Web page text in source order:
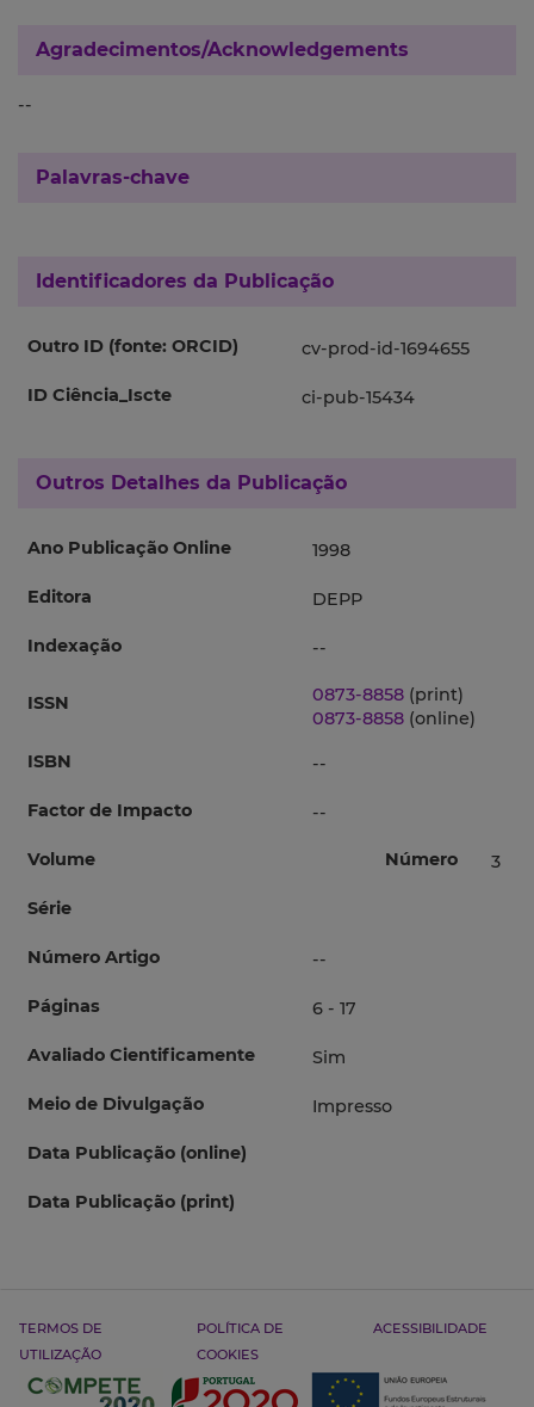
Agradecimentos/Acknowledgements
--
Palavras-chave
Identificadores da Publicação
Outro ID (fonte: ORCID) cv-prod-id-1694655
ID Ciência_Iscte ci-pub-15434
Outros Detalhes da Publicação
Ano Publicação Online 1998
Editora DEPP
Indexação --
ISSN 0873-8858 (print)
0873-8858 (online)
ISBN
--
Factor de Impacto --
Volume Número 3
Série
Número Artigo --
Páginas 6 - 17
Avaliado Cientificamente Sim
Meio de Divulgação Impresso
Data Publicação (online)
Data Publicação (print)
TERMOS DE
UTILIZAÇÃO
POLÍTICA DE
COOKIES
ACESSIBILIDADE